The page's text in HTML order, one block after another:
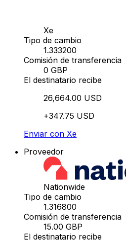
Xe
Tipo de cambio
1.333200
Comisión de transferencia
0 GBP
El destinatario recibe
26,664.00 USD
+347.75 USD
Enviar con Xe
Proveedor
Nationwide
Tipo de cambio
1.316800
Comisión de transferencia
15.00 GBP
El destinatario recibe